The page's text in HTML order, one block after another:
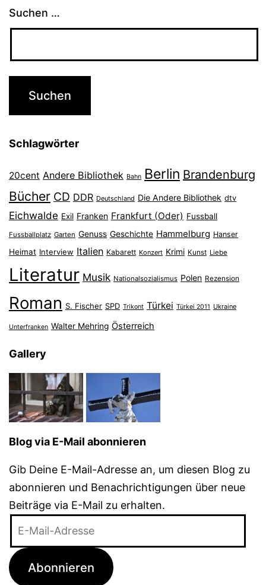
Suchen …
Schlagwörter
20cent Andere Bibliothek Bahn Berlin Brandenburg
Bücher CD DDR Deutschland Die Andere Bibliothek dtv
Eichwalde Exil Franken Frankfurt (Oder) Fussball
Fussballplatz Garten Genuss Geschichte Hammelburg Hanser
Heimat Interview Italien Kabarett Konzert Krimi Kunst Liebe
Literatur Musik Nationalsozialismus Polen Rezension
Roman S. Fischer SPD Trikont Türkei Türkei 2011 Ukraine
Unterfranken Walter Mehring Österreich
Gallery
Blog via E-Mail abonnieren
Gib Deine E-Mail-Adresse an, um diesen Blog zu
abonnieren und Benachrichtigungen über neue
Beiträge via E-Mail zu erhalten.
Adresse
Abonnieren